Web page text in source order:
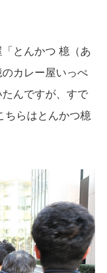
とんかつ 檍（あ
カレー屋いっぺ
んですが、すで
らはとんかつ檍